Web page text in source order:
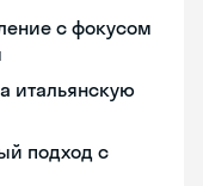
с фокусом
итальянскую
подход с